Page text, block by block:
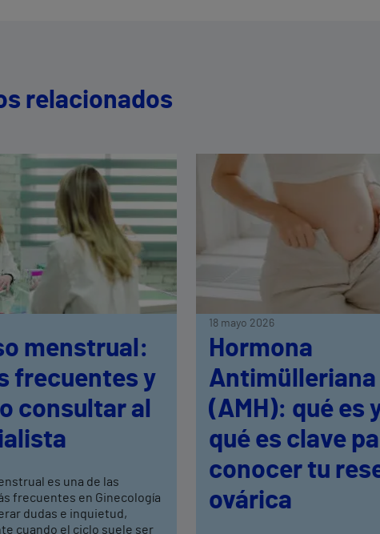
relacionados
menstrual:
frecuentes y
consultar al
es una de las
frecuentes en Ginecología
dudas e inquietud,
cuando el ciclo suele ser
18 mayo 2026
Hormona
Antimülleriana
(AMH): qué es
qué es clave
conocer tu
ovárica